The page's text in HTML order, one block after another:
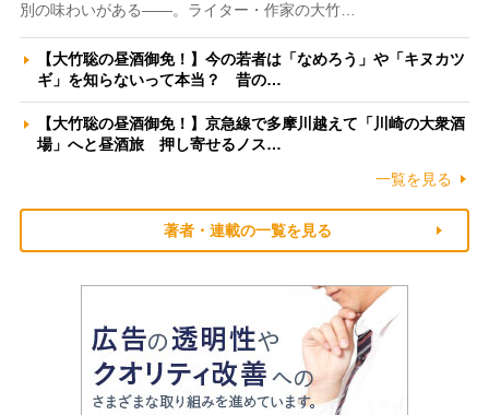
別の味わいがある――。ライター・作家の大竹…
【大竹聡の昼酒御免！】今の若者は「なめろう」や「キヌカツ
ギ」を知らないって本当？ 昔の…
【大竹聡の昼酒御免！】京急線で多摩川越えて「川崎の大衆酒
場」へと昼酒旅 押し寄せるノス…
一覧を見る
著者・連載の一覧を見る